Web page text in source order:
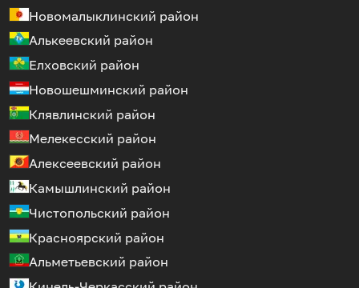
Новомалыклинский район
Алькеевский район
Елховский район
Новошешминский район
Клявлинский район
Мелекесский район
Алексеевский район
Камышлинский район
Чистопольский район
Красноярский район
Альметьевский район